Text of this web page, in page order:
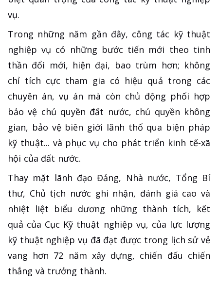
vụ.
Trong những năm gần đây, công tác kỹ thuật
nghiệp vụ có những bước tiến mới theo tinh
thần đổi mới, hiện đại, bao trùm hơn; không
chỉ tích cực tham gia có hiệu quả trong các
chuyên án, vụ án mà còn chủ động phối hợp
bảo vệ chủ quyền đất nước, chủ quyền không
gian, bảo vệ biên giới lãnh thổ qua biện pháp
kỹ thuật... và phục vụ cho phát triển kinh tế-xã
hội của đất nước.
Thay mặt lãnh đạo Đảng, Nhà nước, Tổng Bí
thư, Chủ tịch nước ghi nhận, đánh giá cao và
nhiệt liệt biểu dương những thành tích, kết
quả của Cục Kỹ thuật nghiệp vụ, của lực lượng
kỹ thuật nghiệp vụ đã đạt được trong lịch sử vẻ
vang hơn 72 năm xây dựng, chiến đấu chiến
thắng và trưởng thành.